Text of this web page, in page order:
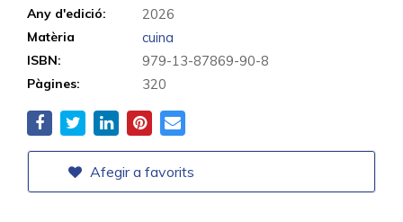
Any d'edició: 2026
Matèria cuina
ISBN: 979-13-87869-90-8
Pàgines: 320
Afegir a favorits